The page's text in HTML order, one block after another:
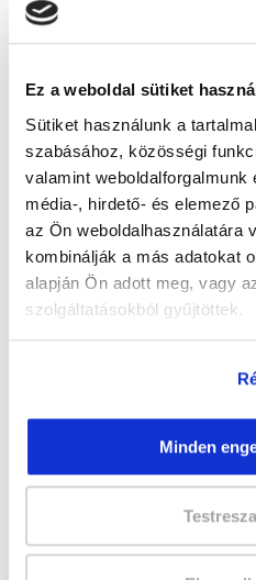
Ez a weboldal sütiket
Sütiket használunk a
szabásához, közösségi
valamint
média-, hirdető- és elemező
az Ön weboldalhasználatára
kombinálják a más adatokat
alapján Ön adott meg, vagy
szolgáltatásokból gyűjtöttek.
Minden
Guzmics
" J " csoport
47 nap az indulásig!
Képzés ára:79 000 Ft
egyösszegű befizetés
hallgatónk részére
kezelése tanfolyam
60 000 Ft
Vizsgadíj várható